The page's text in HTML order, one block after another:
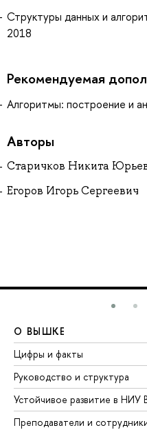
Структуры данных и
2018
Рекомендуемая
Алгоритмы: построение и
Авторы
Старичков Никита
Егоров Игорь Сергеевич
О ВЫШКЕ
Цифры и факты
Руководство и структура
Устойчивое развитие в
Преподаватели и